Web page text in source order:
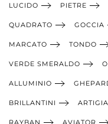
LUCIDO PIETRE
QUADRATO GOCCIA
MARCATO TONDO
VERDE SMERALDO
ALLUMINIO
BRILLANTINI
RAYBAN AVIATOR